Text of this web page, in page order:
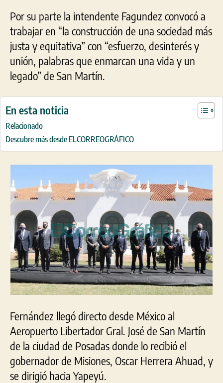
Por su parte la intendente Fagundez convocó a
trabajar en “la construcción de una sociedad más
justa y equitativa” con “esfuerzo, desinterés y
unión, palabras que enmarcan una vida y un
legado” de San Martín.
En esta noticia
Relacionado
Descubre más desde ELCORREOGRÁFICO
Fernández llegó directo desde México al
Aeropuerto Libertador Gral. José de San Martín
de la ciudad de Posadas donde lo recibió el
gobernador de Misiones, Oscar Herrera Ahuad, y
se dirigió hacia Yapeyú.